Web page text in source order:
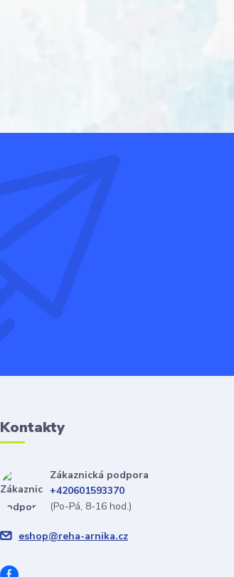
Kontakty
Zákaznická podpora
+420601593370
(Po-Pá, 8-16 hod.)
eshop@reha-arnika.cz